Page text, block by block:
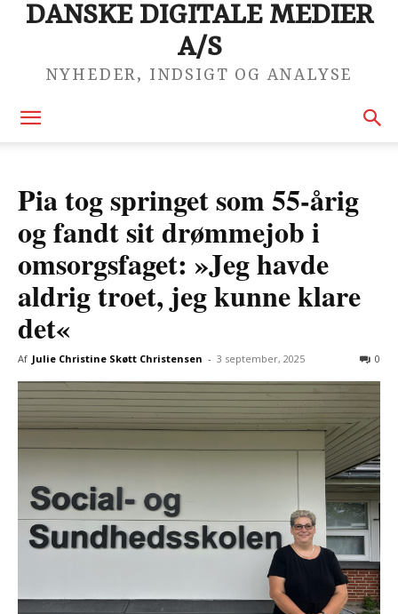
DANSKE DIGITALE MEDIER
A/S
NYHEDER, INDSIGT OG ANALYSE
Pia tog springet som 55-årig
og fandt sit drømmejob i
omsorgsfaget: »Jeg havde
aldrig troet, jeg kunne klare
det«
Af Julie Christine Skøtt Christensen - 3 september, 2025 0